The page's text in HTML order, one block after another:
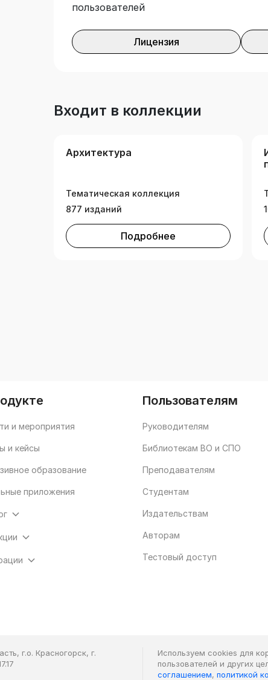
пользователей
Лицензия
Входит в коллекции
Архитектура
Тематическая коллекция
877 изданий
Подробнее
и мероприятия
и кейсы
образование
приложения
Пользователям
Руководителям
Библиотекам ВО и СПО
Преподавателям
Студентам
Издательствам
Авторам
Тестовый доступ
г.о. Красногорск, г.
Используем cookies для
пользователей и других
соглашением, политикой